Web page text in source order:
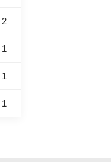
2
1
1
1